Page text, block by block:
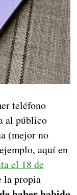
teléfono
al público
(mejor no
aquí en
el 18 de
la propia